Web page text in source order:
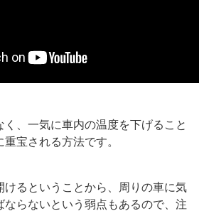
、一気に車内の温度を下げること
宝される方法です。
けるということから、周りの車に気
ならないという弱点もあるので、注